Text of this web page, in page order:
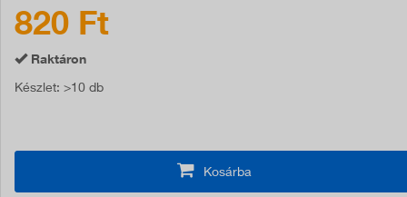
820 Ft
Raktáron
Készlet: >10 db
Kosárba